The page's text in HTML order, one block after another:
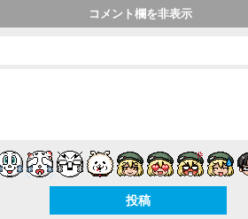
コメント欄を非表示